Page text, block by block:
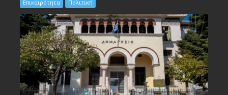
Επικαιρότητα Πολιτική